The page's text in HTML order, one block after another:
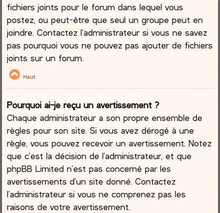
fichiers joints pour le forum dans lequel vous
postez, ou peut-être que seul un groupe peut en
joindre. Contactez l’administrateur si vous ne savez
pas pourquoi vous ne pouvez pas ajouter de fichiers
joints sur un forum.
Haut
Pourquoi ai-je reçu un avertissement ?
Chaque administrateur a son propre ensemble de
règles pour son site. Si vous avez dérogé à une
règle, vous pouvez recevoir un avertissement. Notez
que c’est la décision de l’administrateur, et que
phpBB Limited n’est pas concerné par les
avertissements d’un site donné. Contactez
l’administrateur si vous ne comprenez pas les
raisons de votre avertissement.